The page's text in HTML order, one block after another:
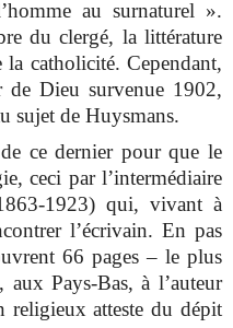
au surnaturel ».
du clergé, la littérature
catholicité. Cependant,
de Dieu survenue 1902,
sujet de Huysmans.
ce dernier pour que le
ceci par l’intermédiaire
1923) qui, vivant à
l’écrivain. En pas
66 pages – le plus
aux Pays-Bas, à l’auteur
religieux atteste du dépit